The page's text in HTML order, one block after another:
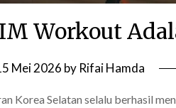
Workout
Mei 2026 by Rifai Hamda
Korea Selatan selalu berhasil